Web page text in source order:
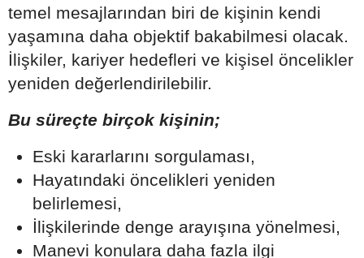
temel mesajlarından biri de kişinin kendi
yaşamına daha objektif bakabilmesi olacak.
İlişkiler, kariyer hedefleri ve kişisel öncelikler
yeniden değerlendirilebilir.
Bu süreçte birçok kişinin;
Eski kararlarını sorgulaması,
Hayatındaki öncelikleri yeniden
belirlemesi,
İlişkilerinde denge arayışına yönelmesi,
Manevi konulara daha fazla ilgi